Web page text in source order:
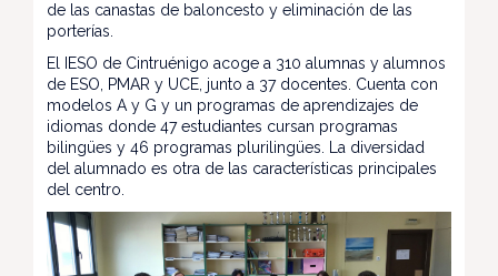
de las canastas de baloncesto y eliminación de las
porterías.
El IESO de Cintruénigo acoge a 310 alumnas y alumnos
de ESO, PMAR y UCE, junto a 37 docentes. Cuenta con
modelos A y G y un programas de aprendizajes de
idiomas donde 47 estudiantes cursan programas
bilingües y 46 programas plurilingües. La diversidad
del alumnado es otra de las características principales
del centro.